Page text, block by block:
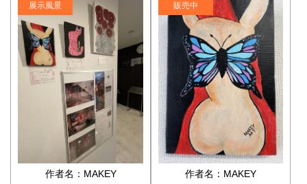
展示風景
作者名：MAKEY
販売中
作者名：MAKEY